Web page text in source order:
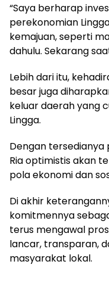
“Saya berharap
perekonomian
kemajuan, seperti
dahulu. Sekarang
Lebih dari itu,
besar juga
keluar daerah yang
Lingga.
Dengan tersedianya
Ria optimistis akan
pola ekonomi dan
Di akhir
komitmennya
terus mengawal
lancar, transparan,
masyarakat lokal.